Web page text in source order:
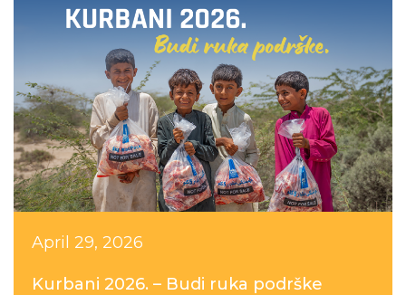
April 29, 2026
Kurbani 2026. – Budi ruka podrške